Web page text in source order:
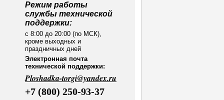
Режим работы
службы технической
поддержки:
с 8:00 до 20:00 (по МСК),
кроме выходных и
праздничных дней
Электронная почта
технической поддержки:
Ploshadka-torgi@yandex.ru
+7 (800) 250-93-37